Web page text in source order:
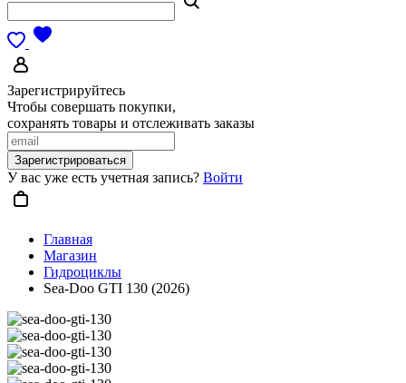
Зарегистрируйтесь
Чтобы совершать покупки,
сохранять товары и отслеживать заказы
Зарегистрироваться
У вас уже есть учетная запись? Войти
Главная
Магазин
Гидроциклы
Sea-Doo GTI 130 (2026)